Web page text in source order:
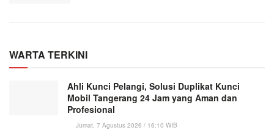
WARTA TERKINI
Ahli Kunci Pelangi, Solusi Duplikat Kunci
Mobil Tangerang 24 Jam yang Aman dan
Profesional
Jumat, 7 Agustus 2026 / 16:10 WIB